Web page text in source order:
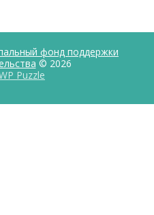
фонд поддержки
© 2026
Puzzle